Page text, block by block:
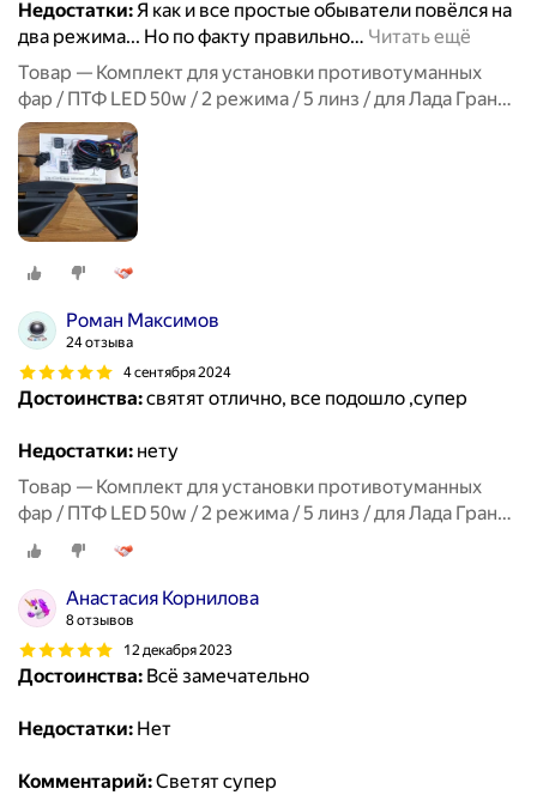
Недостатки:Я как и все простые обыватели повёлся на
два режима... Но по факту правильно… Читать ещё
Товар — Комплект для установки противотуманных
фар / ПТФ LED 50w / 2 режима / 5 линз / для Лада Гранта
ФЛ, Lada Granta FL
Роман Максимов
24 отзыва
4 сентября 2024
Достоинства:святят отлично, все подошло ,супер
Недостатки: нету
Товар — Комплект для установки противотуманных
фар / ПТФ LED 50w / 2 режима / 5 линз / для Лада Гранта
ФЛ, Lada Granta FL
Анастасия Корнилова
8 отзывов
12 декабря 2023
Достоинства: Всё замечательно
Недостатки: Нет
Комментарий:Светят супер